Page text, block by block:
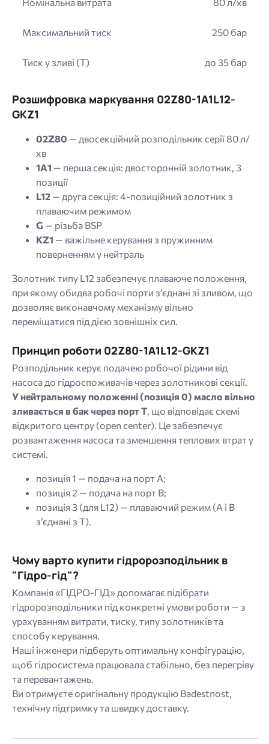
Максимальний тиск 250 бар
Тиск у зливі (T) до 35 бар
Розшифровка маркування 02Z80-1A1L12-
GKZ1
02Z80 — двосекційний розподільник серії 80 л/
хв
1A1 — перша секція: двосторонній золотник, 3
позиції
L12 — друга секція: 4-позиційний золотник з
плаваючим режимом
G — різьба BSP
KZ1 — важільне керування з пружинним
поверненням у нейтраль
Золотник типу L12 забезпечує плаваюче положення,
при якому обидва робочі порти з’єднані зі зливом, що
дозволяє виконавчому механізму вільно
переміщатися під дією зовнішніх сил.
Принцип роботи 02Z80-1A1L12-GKZ1
Розподільник керує подачею робочої рідини від
насоса до гідроспоживачів через золотникові секції.
У нейтральному положенні (позиція 0) масло вільно
зливається в бак через порт T , що відповідає схемі
відкритого центру (open center). Це забезпечує
розвантаження насоса та зменшення теплових втрат у
системі.
позиція 1 — подача на порт A;
позиція 2 — подача на порт B;
позиція 3 (для L12) — плаваючий режим (A і B
з’єднані з T).
Чому варто купити гідророзподільник в
"Гідро-гід"?
Компанія «ГІДРО-ГІД» допомагає підібрати
гідророзподільники під конкретні умови роботи — з
урахуванням витрати, тиску, типу золотників та
способу керування.
Наші інженери підберуть оптимальну конфігурацію,
щоб гідросистема працювала стабільно, без перегріву
та перевантажень.
Ви отримуєте оригінальну продукцію Badestnost,
технічну підтримку та швидку доставку.